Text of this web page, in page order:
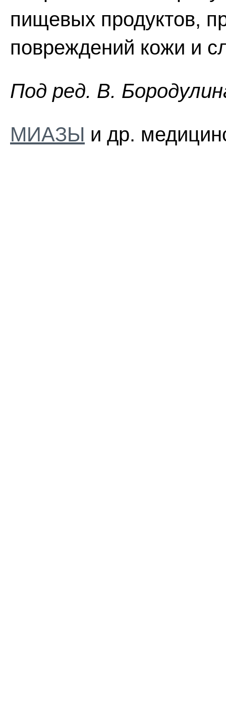
пищевых продуктов,
повреждений кожи и
Пoд peд. B.
МИАЗЫ и др.